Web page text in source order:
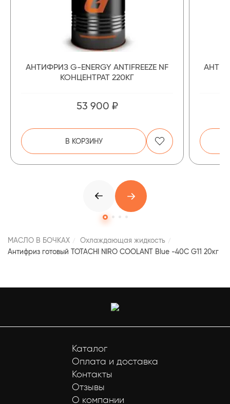
АНТИФРИЗ G-ENERGY ANTIFREEZE NF
КОНЦЕНТРАТ 220КГ
53 900 ₽
В КОРЗИНУ
МАСЛО В БОЧКАХ
Охлаждающая жидкость
Антифриз готовый TOTACHI NIRO COOLANT Blue -40C G11 20кг
Каталог
Оплата и доставка
Контакты
Отзывы
О компании